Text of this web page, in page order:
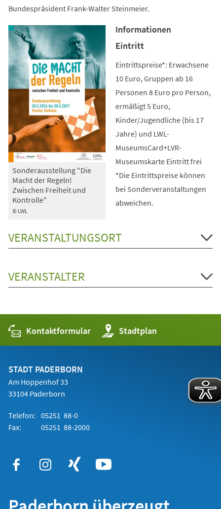
Bundespräsident Frank-Walter Steinmeier.
© LWL
Sonderausstellung "Die
Macht der Regeln!
Zwischen Freiheit und
Kontrolle"
Informationen
Eintritt
Eintrittspreise*: Erwachsene
10 Euro, Gruppen ab 16
Personen 8 Euro pro Person,
ermäßigt 5 Euro,
Kinder/Jugendliche (bis 17
Jahre) und LWL-
MuseumsCard+LVR-
Museumskarte Eintritt frei
*Die Eintrittspreise können
bei Sonderveranstaltungen
abweichen.
VERANSTALTUNGSORT
VERANSTALTER
Kontaktformular Stadtplan
(Öffnet
in
einem
STADT PADERBORN
Am Hoppenhof 33
33104 Paderborn
Telefon: 05251 88-0
Fax:
05251 88-2000